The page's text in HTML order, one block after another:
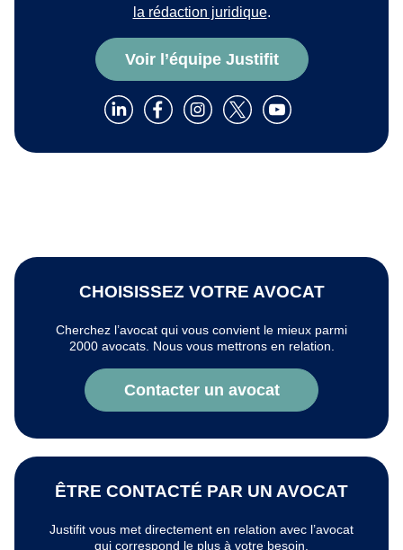
la rédaction juridique.
Voir l’équipe Justifit
CHOISISSEZ VOTRE AVOCAT
Cherchez l’avocat qui vous convient le mieux parmi
2000 avocats. Nous vous mettrons en relation.
Contacter un avocat
ÊTRE CONTACTÉ PAR UN AVOCAT
Justifit vous met directement en relation avec l’avocat
qui correspond le plus à votre besoin.